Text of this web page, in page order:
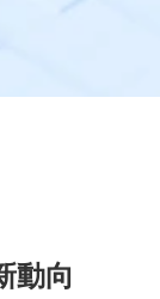
動向